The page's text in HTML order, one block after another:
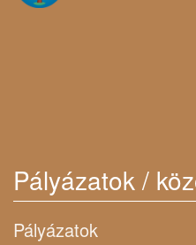
Pályázatok /
Pályázatok